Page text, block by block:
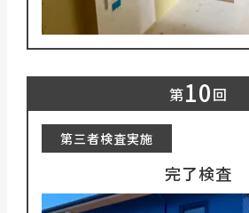
第10回
第三者検査実施
完了検査